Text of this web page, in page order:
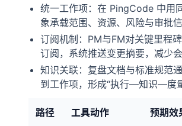
统一工作项：在 PingCode 中用
象承载范围、资源、风险与审批信
订阅机制：PM与FM对关键里程
订阅，系统推送变更摘要，减少会
知识关联：复盘文档与标准规范
到工作项，形成“执行—知识—度量
路径 工具动作 预期效